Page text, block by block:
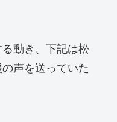
動き、下記は松
声を送っていた